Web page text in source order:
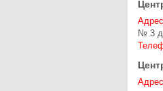
№ 3